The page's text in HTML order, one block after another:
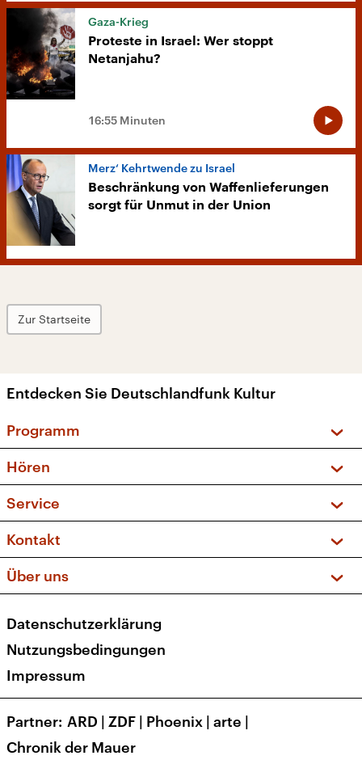
Gaza-Krieg
Proteste in Israel: Wer stoppt
Netanjahu?
16:55 Minuten
Merz‘ Kehrtwende zu Israel
Beschränkung von Waffenlieferungen
sorgt für Unmut in der Union
Zur Startseite
Entdecken Sie Deutschlandfunk Kultur
Programm
Sendungen und Podcasts
Musikliste
Kakadu – Das Kinderprogramm
Hören
Frequenzen (UKW + DAB+)
Service
FAQ
Apps
Newsletter
Kontakt
Social Media
Über uns
Presse
Karriere
Transparenz
Datenschutzerklärung
Nutzungsbedingungen
Impressum
Partner ARD | ZDF | Phoenix | arte |
Chronik der Mauer